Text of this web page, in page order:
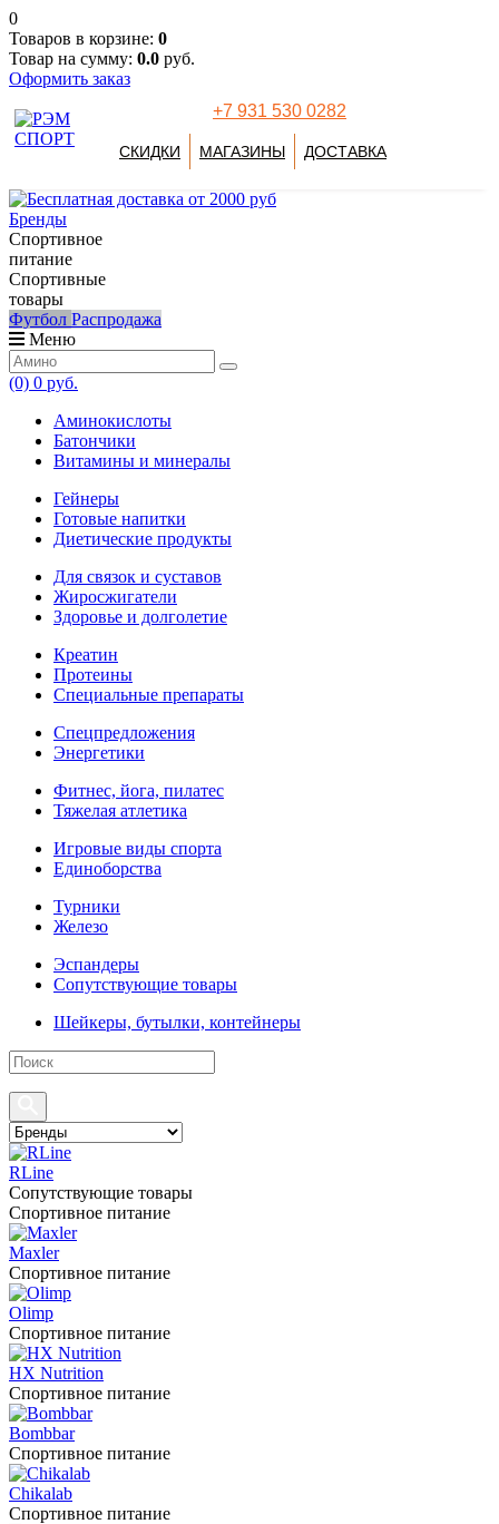
0
Товаров в корзине: 0
Товар на сумму: 0.0 руб.
Оформить заказ
+7 931 530 0282
СКИДКИ МАГАЗИНЫ ДОСТАВКА
Бренды
Спортивное
питание
Спортивные
товары
Футбол Распродажа
Меню
(0) 0 руб.
Аминокислоты
Батончики
Витамины и минералы
Гейнеры
Готовые напитки
Диетические продукты
Для связок и суставов
Жиросжигатели
Здоровье и долголетие
Креатин
Протеины
Специальные препараты
Спецпредложения
Энергетики
Фитнес, йога, пилатес
Тяжелая атлетика
Игровые виды спорта
Единоборства
Турники
Железо
Эспандеры
Сопутствующие товары
Шейкеры, бутылки, контейнеры
RLine
Сопутствующие товары
Спортивное питание
Maxler
Спортивное питание
Olimp
Спортивное питание
HX Nutrition
Спортивное питание
Bombbar
Спортивное питание
Chikalab
Спортивное питание